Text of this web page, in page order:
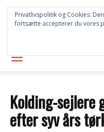
Kolding-sejlere
efter syv års
Privatlivspolitik og Cookies:
fortsætte accepterer du vores